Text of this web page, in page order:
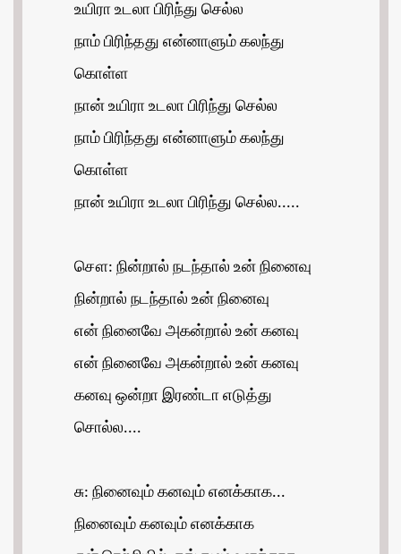
உயிரா உடலா பிரிந்து செல்ல
நாம் பிரிந்தது என்னாளும் கலந்து
கொள்ள
நான் உயிரா உடலா பிரிந்து செல்ல
நாம் பிரிந்தது என்னாளும் கலந்து
கொள்ள
நான் உயிரா உடலா பிரிந்து செல்ல.....
சௌ: நின்றால் நடந்தால் உன் நினைவு
நின்றால் நடந்தால் உன் நினைவு
என் நினைவே அகன்றால் உன் கனவு
என் நினைவே அகன்றால் உன் கனவு
கனவு ஒன்றா இரண்டா எடுத்து
சொல்ல....
சு: நினைவும் கனவும் எனக்காக...
நினைவும் கனவும் எனக்காக